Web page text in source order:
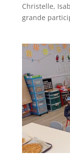
Christelle,
grande